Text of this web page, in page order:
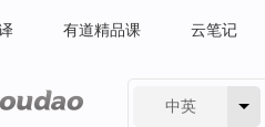
有道精品课 云笔记
中英